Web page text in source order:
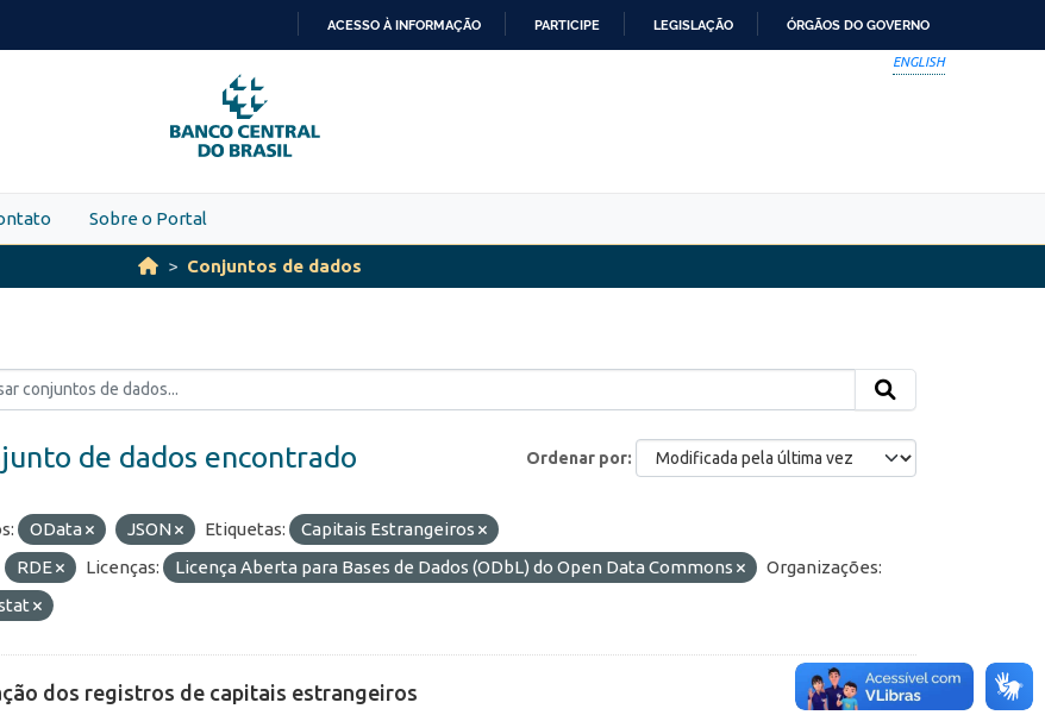
PARA
O
CONTEÚDO
ACESSO À INFORMAÇÃO PARTICIPE LEGISLAÇÃO ÓRGÃOS DO GOVERNO
ENGLISH
Sobre o Portal
Conjuntos de dados
Ordenar por
de dados encontrado
OData JSON Etiquetas:
Capitais Estrangeiros
RDE Licenças: Licença Aberta para Bases de Dados (ODbL) do Open Data Commons
Organizações:
dos registros de capitais estrangeiros